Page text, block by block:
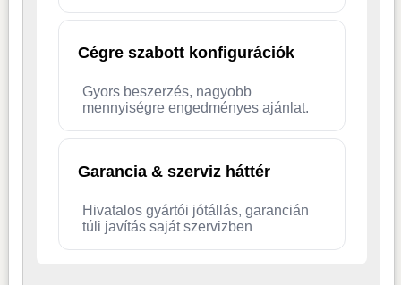
Cégre szabott konfigurációk
Gyors beszerzés, nagyobb
mennyiségre engedményes ajánlat.
Garancia & szerviz háttér
Hivatalos gyártói jótállás, garancián
túli javítás saját szervizben